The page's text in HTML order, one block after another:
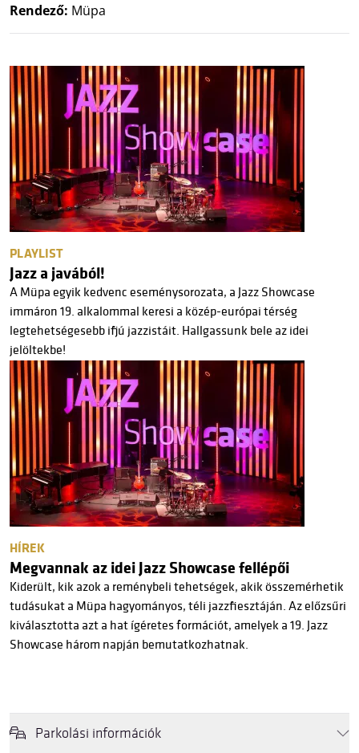
Rendező: Müpa
PLAYLIST
Jazz a javából!
A Müpa egyik kedvenc eseménysorozata, a Jazz Showcase
immáron 19. alkalommal keresi a közép-európai térség
legtehetségesebb ifjú jazzistáit. Hallgassunk bele az idei
jelöltekbe!
HÍREK
Megvannak az idei Jazz Showcase fellépői
Kiderült, kik azok a reménybeli tehetségek, akik összemérhetik
tudásukat a Müpa hagyományos, téli jazzfiesztáján. Az előzsűri
kiválasztotta azt a hat ígéretes formációt, amelyek a 19. Jazz
Showcase három napján bemutatkozhatnak.
Parkolási információk